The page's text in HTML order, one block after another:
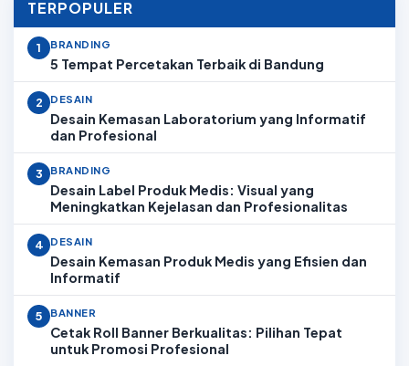
TERPOPULER
1 BRANDING
5 Tempat Percetakan Terbaik di Bandung
2 DESAIN
Desain Kemasan Laboratorium yang Informatif
dan Profesional
3 BRANDING
Desain Label Produk Medis: Visual yang
Meningkatkan Kejelasan dan Profesionalitas
4 DESAIN
Desain Kemasan Produk Medis yang Efisien dan
Informatif
5 BANNER
Cetak Roll Banner Berkualitas: Pilihan Tepat
untuk Promosi Profesional